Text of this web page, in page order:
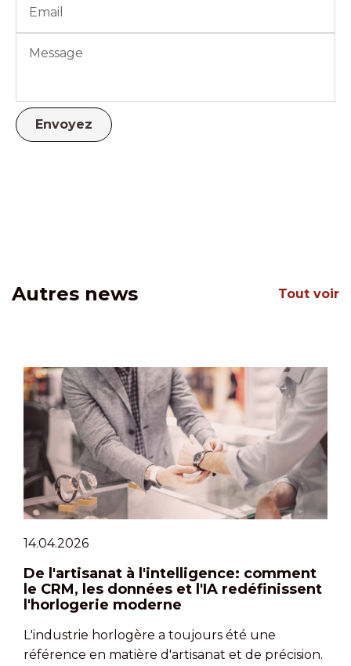
Autres news Tout voir
14.04.2026
De l'artisanat à l'intelligence: comment
le CRM, les données et l'IA redéfinissent
l'horlogerie moderne
L'industrie horlogère a toujours été une
référence en matière d'artisanat et de précision.